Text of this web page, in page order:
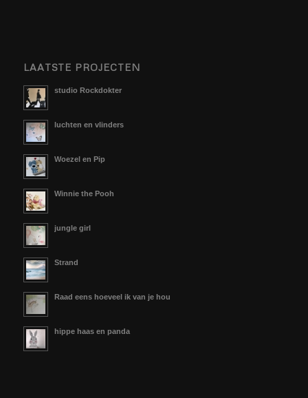
LAATSTE PROJECTEN
studio Rockdokter
luchten en vlinders
Woezel en Pip
Winnie the Pooh
jungle girl
Strand
Raad eens hoeveel ik van je hou
hippe haas en panda